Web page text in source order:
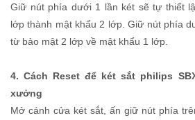
Giữ nút phía dưới 1 lần két sẽ tự thiết
lớp thành mật khẩu 2 lớp. Giữ nút phía
từ bảo mật 2 lớp về mật khẩu 1 lớp.
4. Cách Reset để két sắt philips
xưởng
Mở cánh cửa két sắt, ấn giữ nút phía